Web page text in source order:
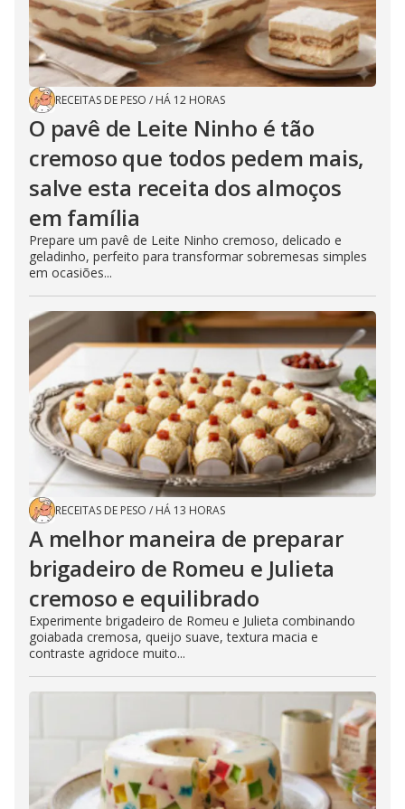
RECEITAS DE PESO / HÁ 12 HORAS
O pavê de Leite Ninho é tão
cremoso que todos pedem mais,
salve esta receita dos almoços
em família
Prepare um pavê de Leite Ninho cremoso, delicado e
geladinho, perfeito para transformar sobremesas simples
em ocasiões...
RECEITAS DE PESO / HÁ 13 HORAS
A melhor maneira de preparar
brigadeiro de Romeu e Julieta
cremoso e equilibrado
Experimente brigadeiro de Romeu e Julieta combinando
goiabada cremosa, queijo suave, textura macia e
contraste agridoce muito...